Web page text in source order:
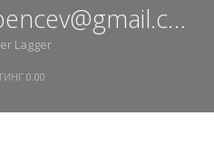
germanvyskrebencev@gmail.com
Lagger
0.00